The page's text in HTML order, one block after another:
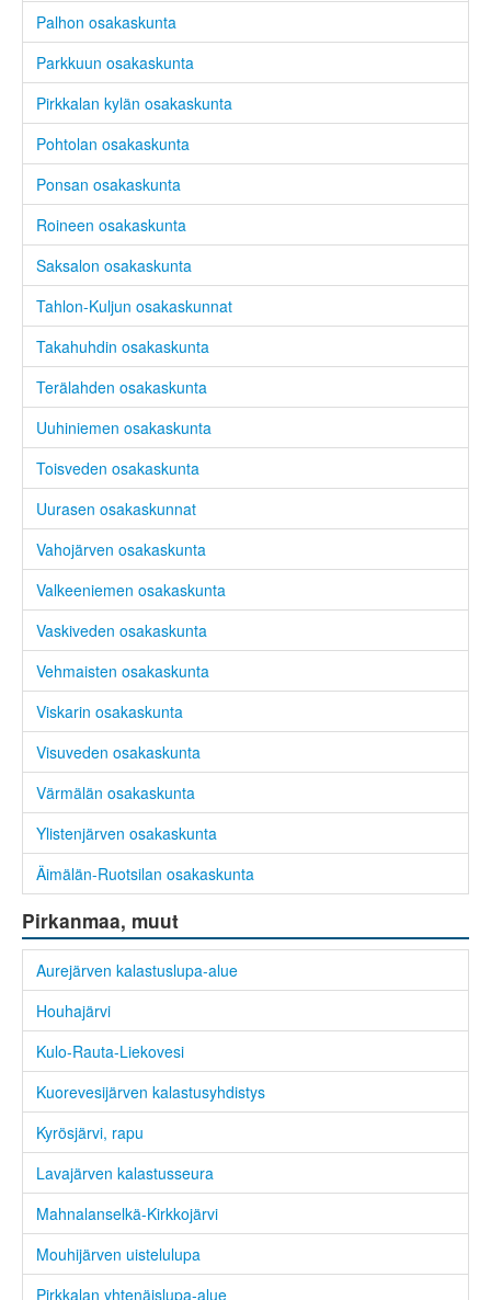
Palhon osakaskunta
Parkkuun osakaskunta
Pirkkalan kylän osakaskunta
Pohtolan osakaskunta
Ponsan osakaskunta
Roineen osakaskunta
Saksalon osakaskunta
Tahlon-Kuljun osakaskunnat
Takahuhdin osakaskunta
Terälahden osakaskunta
Uuhiniemen osakaskunta
Toisveden osakaskunta
Uurasen osakaskunnat
Vahojärven osakaskunta
Valkeeniemen osakaskunta
Vaskiveden osakaskunta
Vehmaisten osakaskunta
Viskarin osakaskunta
Visuveden osakaskunta
Värmälän osakaskunta
Ylistenjärven osakaskunta
Äimälän-Ruotsilan osakaskunta
Pirkanmaa, muut
Aurejärven kalastuslupa-alue
Houhajärvi
Kulo-Rauta-Liekovesi
Kuorevesijärven kalastusyhdistys
Kyrösjärvi, rapu
Lavajärven kalastusseura
Mahnalanselkä-Kirkkojärvi
Mouhijärven uistelulupa
Pirkkalan yhtenäislupa-alue